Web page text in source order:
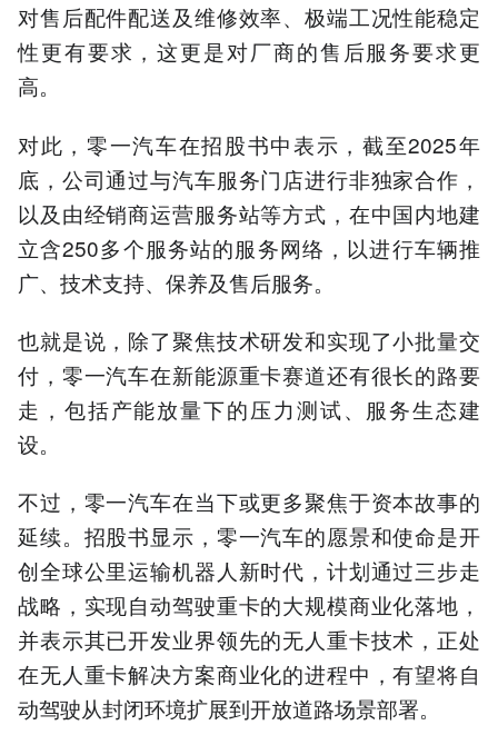
对售后配件配送及维修效率、极端工况性能稳定
性更有要求，这更是对厂商的售后服务要求更
高。
对此，零一汽车在招股书中表示，截至2025年
底，公司通过与汽车服务门店进行非独家合作，
以及由经销商运营服务站等方式，在中国内地建
立含250多个服务站的服务网络，以进行车辆推
广、技术支持、保养及售后服务。
也就是说，除了聚焦技术研发和实现了小批量交
付，零一汽车在新能源重卡赛道还有很长的路要
走，包括产能放量下的压力测试、服务生态建
设。
不过，零一汽车在当下或更多聚焦于资本故事的
延续。招股书显示，零一汽车的愿景和使命是开
创全球公里运输机器人新时代，计划通过三步走
战略，实现自动驾驶重卡的大规模商业化落地，
并表示其已开发业界领先的无人重卡技术，正处
在无人重卡解决方案商业化的进程中，有望将自
动驾驶从封闭环境扩展到开放道路场景部署。